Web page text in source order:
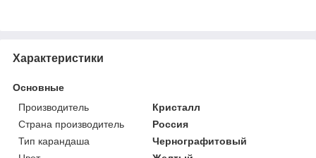
Характеристики
Основные
Производитель
Кристалл
Страна производитель
Россия
Тип карандаша
Чернографитовый